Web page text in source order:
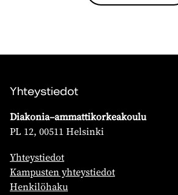
Yhteystiedot
Diakonia–ammattikorkeakoulu
PL 12, 00511 Helsinki
Yhteystiedot
Kampusten yhteystiedot
Henkilöhaku